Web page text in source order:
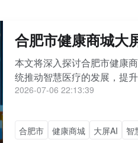
合肥市健康商城大
本文将深入探讨合肥市健康
统推动智慧医疗的发展，提
2026-07-06 22:13:39
合肥市 健康商城 大屏AI 智